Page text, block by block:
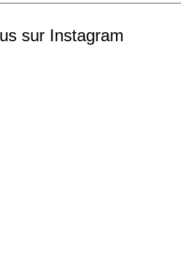
sur Instagram